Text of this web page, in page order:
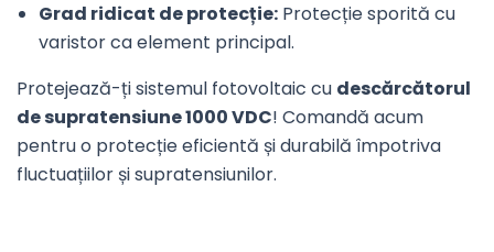
Grad ridicat de protecție: Protecție sporită cu
varistor ca element principal.
Protejează-ți sistemul fotovoltaic cu descărcătorul
de supratensiune 1000 VDC! Comandă acum
pentru o protecție eficientă și durabilă împotriva
fluctuațiilor și supratensiunilor.